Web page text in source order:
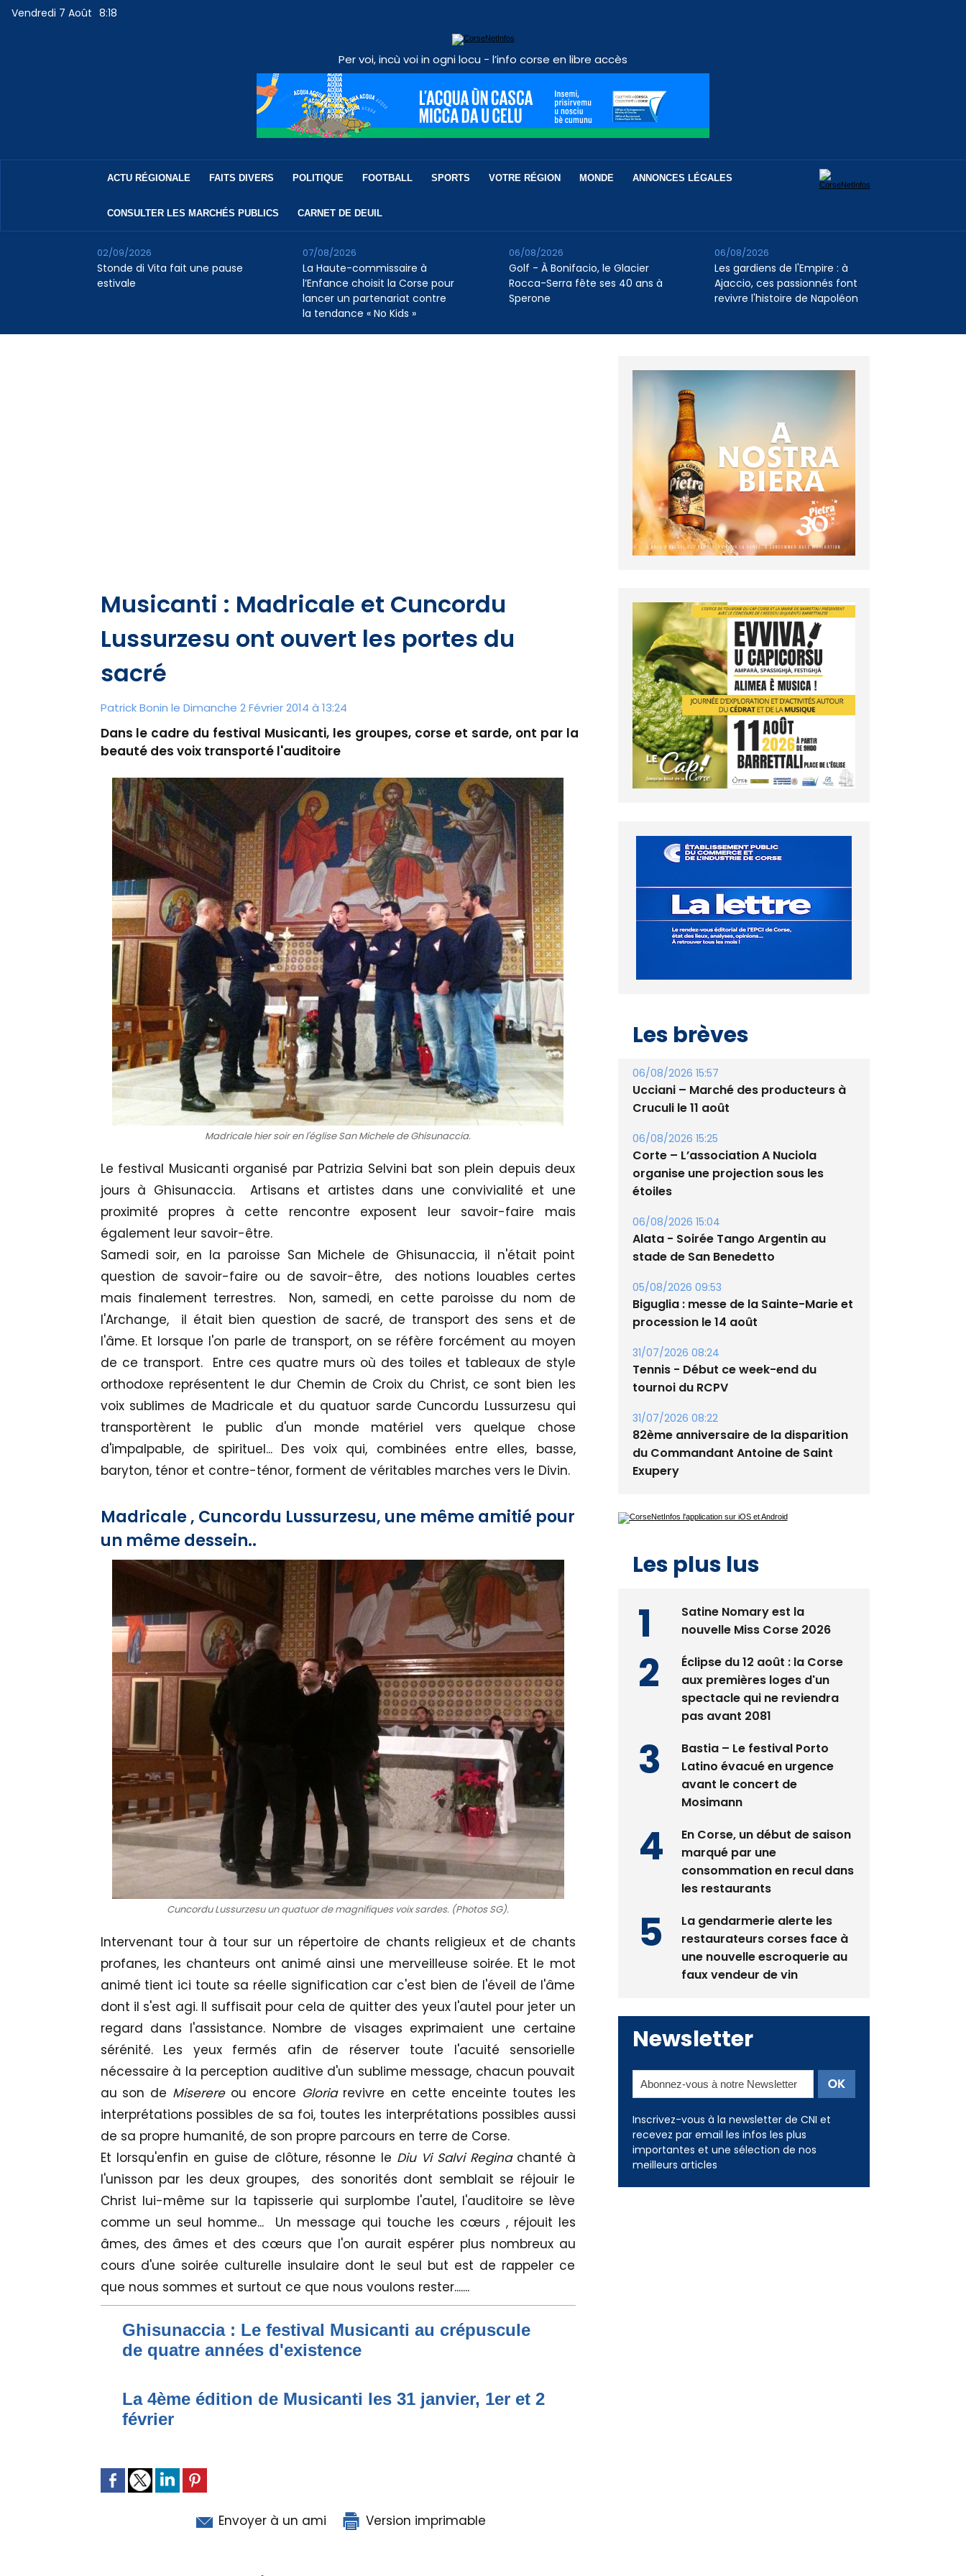
Vendredi 7 Août 8:18
Per voi, incù voi in ogni locu - l’info corse en libre accès
ACTU RÉGIONALE FAITS DIVERS POLITIQUE FOOTBALL SPORTS VOTRE RÉGION MONDE ANNONCES LÉGALES
CONSULTER LES MARCHÉS PUBLICS CARNET DE DEUIL
Stonde di Vita fait une pause
estivale
02/09/2026
La Haute-commissaire à
l’Enfance choisit la Corse pour
lancer un partenariat contre
la tendance « No Kids »
07/08/2026
Golf - À Bonifacio, le Glacier
Rocca-Serra fête ses 40 ans à
Sperone
06/08/2026
Les gardiens de l'Empire : à
Ajaccio, ces passionnés font
revivre l'histoire de Napoléon
06/08/2026
Musicanti : Madricale et Cuncordu
Lussurzesu ont ouvert les portes du
sacré
Patrick Bonin le Dimanche 2 Février 2014 à 13:24
Dans le cadre du festival Musicanti, les groupes, corse et sarde, ont par la
beauté des voix transporté l'auditoire
Madricale hier soir en l'église San Michele de Ghisunaccia.
Le festival Musicanti organisé par Patrizia Selvini bat son plein depuis deux
jours à Ghisunaccia. Artisans et artistes dans une convivialité et une
proximité propres à cette rencontre exposent leur savoir-faire mais
également leur savoir-être.
Samedi soir, en la paroisse San Michele de Ghisunaccia, il n'était point
question de savoir-faire ou de savoir-être, des notions louables certes
mais finalement terrestres. Non, samedi, en cette paroisse du nom de
l'Archange, il était bien question de sacré, de transport des sens et de
l'âme. Et lorsque l'on parle de transport, on se réfère forcément au moyen
de ce transport. Entre ces quatre murs où des toiles et tableaux de style
orthodoxe représentent le dur Chemin de Croix du Christ, ce sont bien les
voix sublimes de Madricale et du quatuor sarde Cuncordu Lussurzesu qui
transportèrent le public d'un monde matériel vers quelque chose
d'impalpable, de spirituel... Des voix qui, combinées entre elles, basse,
baryton, ténor et contre-ténor, forment de véritables marches vers le Divin.
Madricale , Cuncordu Lussurzesu, une même amitié pour
un même dessein..
Cuncordu Lussurzesu un quatuor de magnifiques voix sardes. (Photos SG).
Intervenant tour à tour sur un répertoire de chants religieux et de chants
profanes, les chanteurs ont animé ainsi une merveilleuse soirée. Et le mot
animé tient ici toute sa réelle signification car c'est bien de l'éveil de l'âme
dont il s'est agi. Il suffisait pour cela de quitter des yeux l'autel pour jeter un
regard dans l'assistance. Nombre de visages exprimaient une certaine
sérénité. Les yeux fermés afin de réserver toute l'acuité sensorielle
nécessaire à la perception auditive d'un sublime message, chacun pouvait
au son de Miserereou encore Gloriarevivre en cette enceinte toutes les
interprétations possibles de sa foi, toutes les interprétations possibles aussi
de sa propre humanité, de son propre parcours en terre de Corse.
Et lorsqu'enfin en guise de clôture, résonne le Diu Vi Salvi Reginachanté à
l'unisson par les deux groupes, des sonorités dont semblait se réjouir le
Christ lui-même sur la tapisserie qui surplombe l'autel, l'auditoire se lève
comme un seul homme... Un message qui touche les cœurs , réjouit les
âmes, des âmes et des cœurs que l'on aurait espérer plus nombreux au
cours d'une soirée culturelle insulaire dont le seul but est de rappeler ce
que nous sommes et surtout ce que nous voulons rester.......
Ghisunaccia : Le festival Musicanti au crépuscule
de quatre années d'existence
La 4ème édition de Musicanti les 31 janvier, 1er et 2
février
Envoyer à un ami Version imprimable
Les brèves
06/08/2026 15:57
Ucciani – Marché des producteurs à
Cruculi le 11 août
06/08/2026 15:25
Corte – L’association A Nuciola
organise une projection sous les
étoiles
06/08/2026 15:04
Alata - Soirée Tango Argentin au
stade de San Benedetto
05/08/2026 09:53
Biguglia : messe de la Sainte-Marie et
procession le 14 août
31/07/2026 08:24
Tennis - Début ce week-end du
tournoi du RCPV
31/07/2026 08:22
82ème anniversaire de la disparition
du Commandant Antoine de Saint
Exupery
Les plus lus
Satine Nomary est la
nouvelle Miss Corse 2026
Éclipse du 12 août : la Corse
aux premières loges d'un
spectacle qui ne reviendra
pas avant 2081
Bastia – Le festival Porto
Latino évacué en urgence
avant le concert de
Mosimann
En Corse, un début de saison
marqué par une
consommation en recul dans
les restaurants
La gendarmerie alerte les
restaurateurs corses face à
une nouvelle escroquerie au
faux vendeur de vin
Newsletter
Inscrivez-vous à la newsletter de CNI et
recevez par email les infos les plus
importantes et une sélection de nos
meilleurs articles